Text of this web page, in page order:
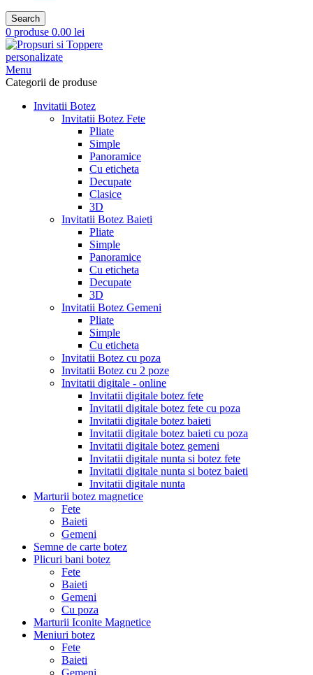
Search
0 produse 0.00 lei
Menu
Categorii de produse
Invitatii Botez
Invitatii Botez Fete
Pliate
Simple
Panoramice
Cu eticheta
Decupate
Clasice
3D
Invitatii Botez Baieti
Pliate
Simple
Panoramice
Cu eticheta
Decupate
3D
Invitatii Botez Gemeni
Pliate
Simple
Cu eticheta
Invitatii Botez cu poza
Invitatii Botez cu 2 poze
Invitatii digitale - online
Invitatii digitale botez fete
Invitatii digitale botez fete cu poza
Invitatii digitale botez baieti
Invitatii digitale botez baieti cu poza
Invitatii digitale botez gemeni
Invitatii digitale nunta si botez fete
Invitatii digitale nunta si botez baieti
Invitatii digitale nunta
Marturii botez magnetice
Fete
Baieti
Gemeni
Semne de carte botez
Plicuri bani botez
Fete
Baieti
Gemeni
Cu poza
Marturii Iconite Magnetice
Meniuri botez
Fete
Baieti
Gemeni